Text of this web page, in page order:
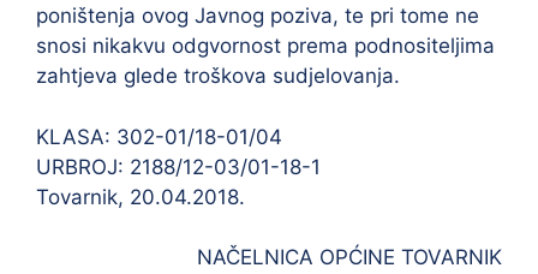
poništenja ovog Javnog poziva, te pri tome ne
snosi nikakvu odgvornost prema podnositeljima
zahtjeva glede troškova sudjelovanja.
KLASA: 302-01/18-01/04
URBROJ: 2188/12-03/01-18-1
Tovarnik, 20.04.2018.
NAČELNICA OPĆINE TOVARNIK